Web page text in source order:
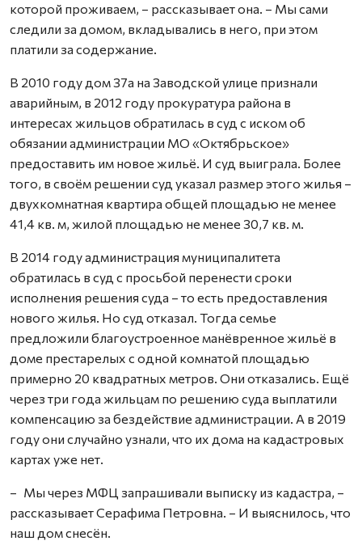
которой проживаем, – рассказывает она. – Мы сами
следили за домом, вкладывались в него, при этом
платили за содержание.
В 2010 году дом 37а на Заводской улице признали
аварийным, в 2012 году прокуратура района в
интересах жильцов обратилась в суд с иском об
обязании администрации МО «Октябрьское»
предоставить им новое жильё. И суд выиграла. Более
того, в своём решении суд указал размер этого жилья –
двухкомнатная квартира общей площадью не менее
41,4 кв. м, жилой площадью не менее 30,7 кв. м.
В 2014 году администрация муниципалитета
обратилась в суд с просьбой перенести сроки
исполнения решения суда – то есть предоставления
нового жилья. Но суд отказал. Тогда семье
предложили благоустроенное манёвренное жильё в
доме престарелых с одной комнатой площадью
примерно 20 квадратных метров. Они отказались. Ещё
через три года жильцам по решению суда выплатили
компенсацию за бездействие администрации. А в 2019
году они случайно узнали, что их дома на кадастровых
картах уже нет.
– Мы через МФЦ запрашивали выписку из кадастра, –
рассказывает Серафима Петровна. – И выяснилось, что
наш дом снесён.